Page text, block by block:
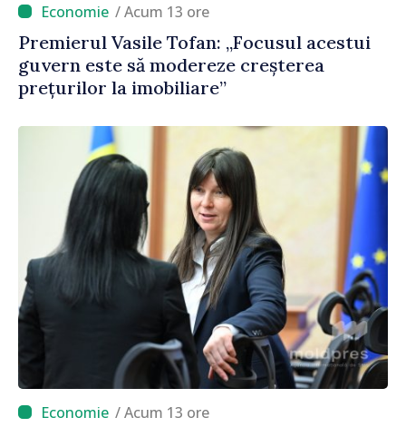
/ Acum 13 ore
Premierul Vasile Tofan: „Focusul acestui
guvern este să modereze creșterea
prețurilor la imobiliare”
/ Acum 13 ore